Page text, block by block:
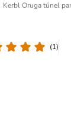
Kerbl Oruga túnel
(1)